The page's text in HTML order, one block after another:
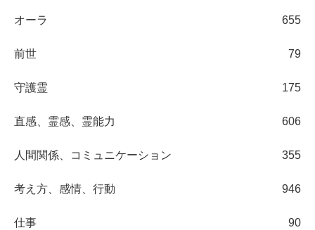
オーラ 655
前世 79
守護霊 175
直感、霊感、霊能力 606
人間関係、コミュニケーション 355
考え方、感情、行動 946
仕事 90